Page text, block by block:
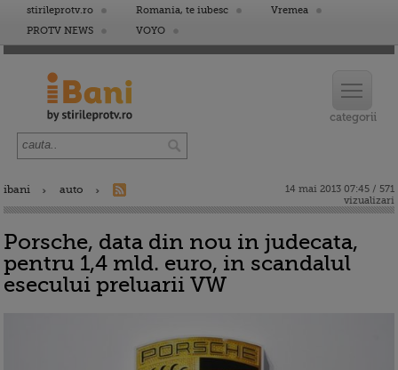
stirileprotv.ro Romania, te iubesc
Vremea
PROTV NEWS
VOYO
ibani auto
14 mai 2013 07:45 / 571
vizualizari
Porsche, data din nou in judecata,
pentru 1,4 mld. euro, in scandalul
esecului preluarii VW